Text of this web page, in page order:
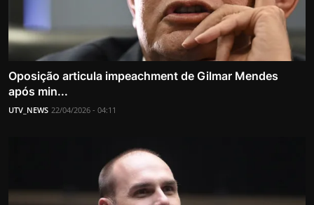
Oposição articula impeachment de Gilmar Mendes
após min...
UTV_NEWS 22/04/2026 - 04:11